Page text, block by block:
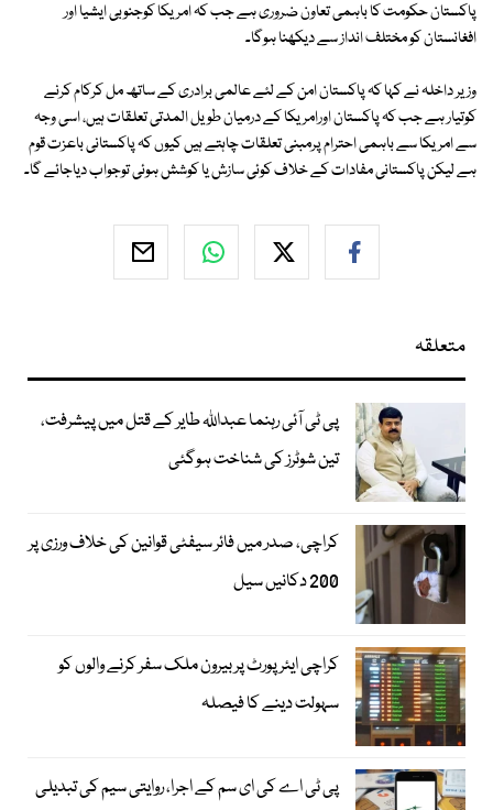
پاکستان حکومت کا باہمی تعاون ضروری ہے جب کہ امریکا کوجنوبی ایشیا اور
افغانستان کو مختلف انداز سے دیکھنا ہوگا۔
وزیر داخلہ نے کہا کہ پاکستان امن کے لئے عالمی برادری کے ساتھ مل کرکام کرنے
کوتیار ہے جب کہ پاکستان اورامریکا کے درمیان طویل المدتی تعلقات ہیں، اسی وجہ
سے امریکا سے باہمی احترام پرمبنی تعلقات چاہتے ہیں کیوں کہ پاکستانی باعزت قوم
ہے لیکن پاکستانی مفادات کے خلاف کوئی سازش یا کوشش ہوئی توجواب دیاجائے گا۔
متعلقہ
پی ٹی آئی رہنما عبداللہ طایر کے قتل میں پیشرفت،
تین شوٹرز کی شناخت ہوگئی
کراچی، صدر میں فائر سیفٹی قوانین کی خلاف ورزی پر
200 دکانیں سیل
کراچی ایئرپورٹ پر بیرون ملک سفر کرنے والوں کو
سہولت دینے کا فیصلہ
پی ٹی اے کی ای سم کے اجرا، روایتی سیم کی تبدیلی